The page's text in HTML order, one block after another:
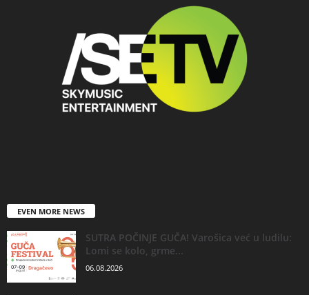
EVEN MORE NEWS
SUTRA POČINJE GUČA! Varošica već u ludilu:
Lomi se kolo, grme...
06.08.2026